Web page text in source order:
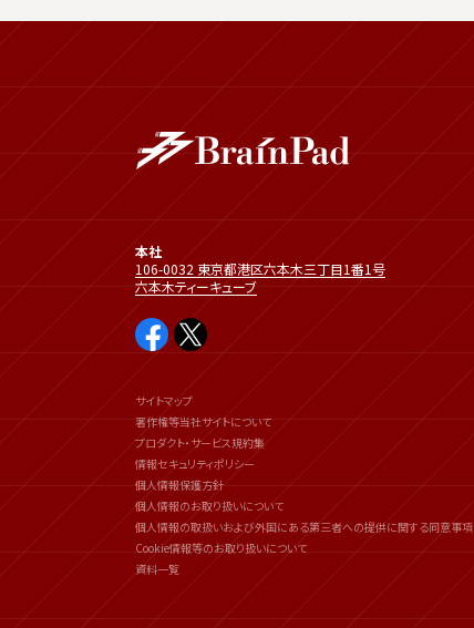
本社
106-0032 東京都港区六本木三丁目1番1号
六本木ティーキューブ
サイトマップ
著作権等当社サイトについて
プロダクト・サービス規約集
情報セキュリティポリシー
個人情報保護方針
個人情報のお取り扱いについて
個人情報の取扱いおよび外国にある第三者への提供に関する同意事項
Cookie情報等のお取り扱いについて
資料一覧